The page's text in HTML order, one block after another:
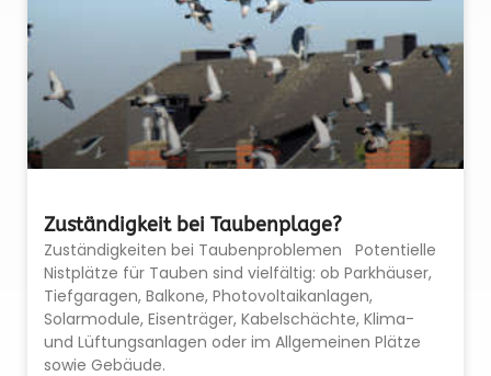
Zuständigkeit bei Taubenplage?
Zuständigkeiten bei Taubenproblemen Potentielle
Nistplätze für Tauben sind vielfältig: ob Parkhäuser,
Tiefgaragen, Balkone, Photovoltaikanlagen,
Solarmodule, Eisenträger, Kabelschächte, Klima-
und Lüftungsanlagen oder im Allgemeinen Plätze
sowie Gebäude.